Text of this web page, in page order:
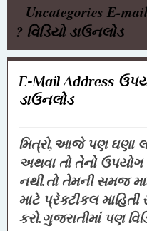
Uncategories E-
? વિડિયો ડાઉનલોડ
E-Mail Address
ડાઉનલોડ
મિત્રો, આજે પણ ઘણા
અથવા તો તેનો ઉપયોગ
નથી.તો તેમની સમજ
માટે પ્રેક્ટીકલ માહિતી
કરો.ગુજરાતીમાં પણ